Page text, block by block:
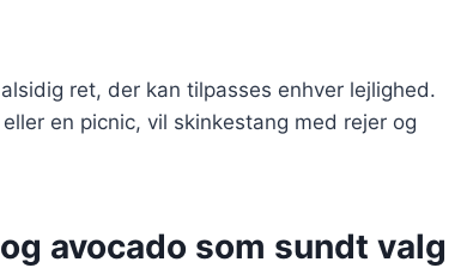
ret, der kan tilpasses enhver lejlighed.
en picnic, vil skinkestang med rejer og
avocado som sundt valg